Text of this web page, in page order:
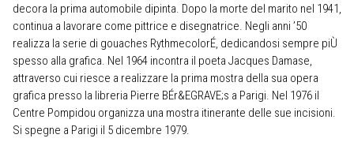
decora la prima automobile dipinta. Dopo la morte del marito nel 1941,
continua a lavorare come pittrice e disegnatrice. Negli anni ’50
realizza la serie di gouaches RythmecolorÉ, dedicandosi sempre piÙ
spesso alla grafica. Nel 1964 incontra il poeta Jacques Damase,
attraverso cui riesce a realizzare la prima mostra della sua opera
grafica presso la libreria Pierre BÉr&EGRAVE;s a Parigi. Nel 1976 il
Centre Pompidou organizza una mostra itinerante delle sue incisioni.
Si spegne a Parigi il 5 dicembre 1979.